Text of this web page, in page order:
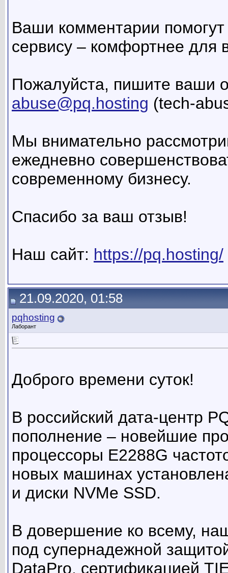
Ваши комментарии
сервису – комфортнее для
Пожалуйста, пишите ваши
abuse@pq.hosting (tech-
Мы внимательно
ежедневно
современному бизнесу.
Спасибо за ваш отзыв!
Наш сайт: https://pq.hosting/
21.09.2020, 01:58
pqhosting
Лаборант
Доброго времени суток!
В российский дата-центр
пополнение – новейшие
процессоры E2288G
новых машинах
и диски NVMe SSD.
В довершение ко всему,
под супернадежной
DataPro, сертификацией